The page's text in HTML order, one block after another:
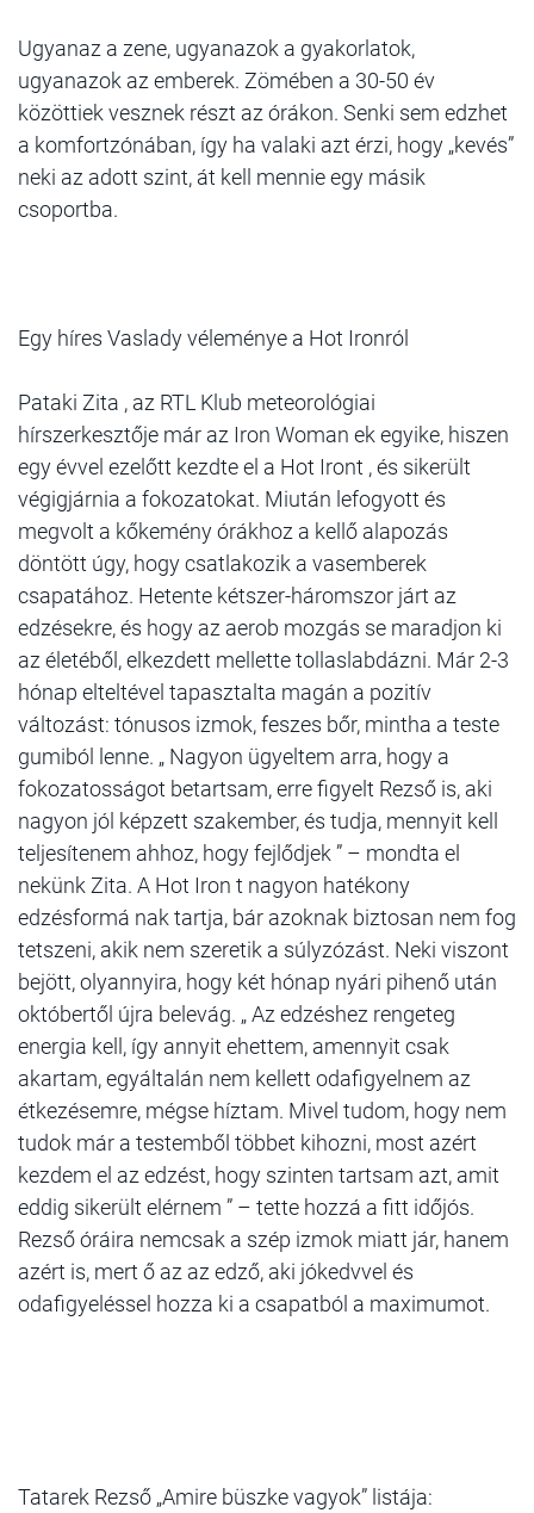
Ugyanaz a zene, ugyanazok a gyakorlatok,
ugyanazok az emberek. Zömében a 30-50 év
közöttiek vesznek részt az órákon. Senki sem edzhet
a komfortzónában, így ha valaki azt érzi, hogy „kevés”
neki az adott szint, át kell mennie egy másik
csoportba.
Egy híres Vaslady véleménye a Hot Ironról
Pataki Zita , az RTL Klub meteorológiai
hírszerkesztője már az Iron Woman ek egyike, hiszen
egy évvel ezelőtt kezdte el a Hot Iront , és sikerült
végigjárnia a fokozatokat. Miután lefogyott és
megvolt a kőkemény órákhoz a kellő alapozás
döntött úgy, hogy csatlakozik a vasemberek
csapatához. Hetente kétszer-háromszor járt az
edzésekre, és hogy az aerob mozgás se maradjon ki
az életéből, elkezdett mellette tollaslabdázni. Már 2-3
hónap elteltével tapasztalta magán a pozitív
változást: tónusos izmok, feszes bőr, mintha a teste
gumiból lenne. „ Nagyon ügyeltem arra, hogy a
fokozatosságot betartsam, erre figyelt Rezső is, aki
nagyon jól képzett szakember, és tudja, mennyit kell
teljesítenem ahhoz, hogy fejlődjek ” – mondta el
nekünk Zita. A Hot Iron t nagyon hatékony
edzésformá nak tartja, bár azoknak biztosan nem fog
tetszeni, akik nem szeretik a súlyzózást. Neki viszont
bejött, olyannyira, hogy két hónap nyári pihenő után
októbertől újra belevág. „ Az edzéshez rengeteg
energia kell, így annyit ehettem, amennyit csak
akartam, egyáltalán nem kellett odafigyelnem az
étkezésemre, mégse híztam. Mivel tudom, hogy nem
tudok már a testemből többet kihozni, most azért
kezdem el az edzést, hogy szinten tartsam azt, amit
eddig sikerült elérnem ” – tette hozzá a fitt időjós.
Rezső óráira nemcsak a szép izmok miatt jár, hanem
azért is, mert ő az az edző, aki jókedvvel és
odafigyeléssel hozza ki a csapatból a maximumot.
Tatarek Rezső „Amire büszke vagyok” listája: